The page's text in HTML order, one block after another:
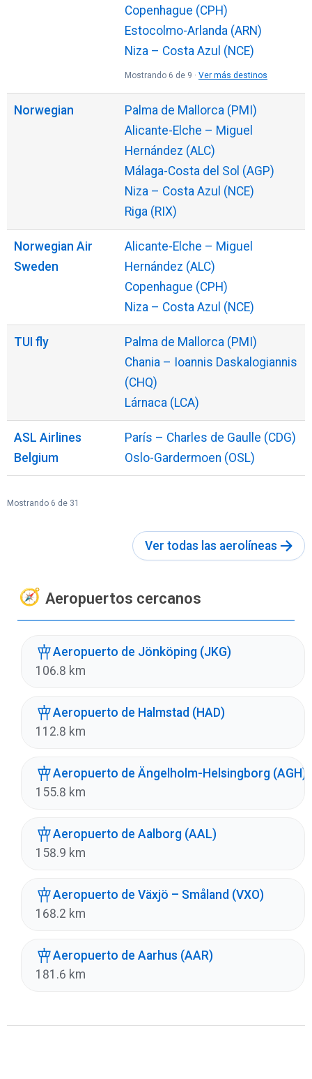
Copenhague (CPH)
Estocolmo-Arlanda (ARN)
Niza – Costa Azul (NCE)
Mostrando 6 de 9 · Ver más destinos
Norwegian
Palma de Mallorca (PMI)
Alicante-Elche – Miguel
Hernández (ALC)
Málaga-Costa del Sol (AGP)
Niza – Costa Azul (NCE)
Riga (RIX)
Norwegian Air
Sweden
Alicante-Elche – Miguel
Hernández (ALC)
Copenhague (CPH)
Niza – Costa Azul (NCE)
TUI fly
Palma de Mallorca (PMI)
Chania – Ioannis Daskalogiannis
(CHQ)
Lárnaca (LCA)
ASL Airlines
Belgium
París – Charles de Gaulle (CDG)
Oslo-Gardermoen (OSL)
Mostrando 6 de 31
Ver todas las aerolíneas
Aeropuertos cercanos
Aeropuerto de Jönköping (JKG)
106.8 km
Aeropuerto de Halmstad (HAD)
112.8 km
Aeropuerto de Ängelholm-Helsingborg (AGH)
155.8 km
Aeropuerto de Aalborg (AAL)
158.9 km
Aeropuerto de Växjö – Småland (VXO)
168.2 km
Aeropuerto de Aarhus (AAR)
181.6 km